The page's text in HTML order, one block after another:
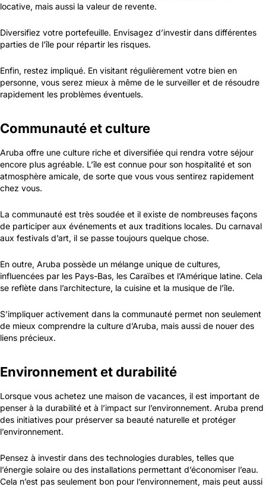
locative, mais aussi la valeur de revente.
Diversifiez votre portefeuille. Envisagez d’investir dans différentes
parties de l’île pour répartir les risques.
Enfin, restez impliqué. En visitant régulièrement votre bien en
personne, vous serez mieux à même de le surveiller et de résoudre
rapidement les problèmes éventuels.
Communauté et culture
Aruba offre une culture riche et diversifiée qui rendra votre séjour
encore plus agréable. L’île est connue pour son hospitalité et son
atmosphère amicale, de sorte que vous vous sentirez rapidement
chez vous.
La communauté est très soudée et il existe de nombreuses façons
de participer aux événements et aux traditions locales. Du carnaval
aux festivals d’art, il se passe toujours quelque chose.
En outre, Aruba possède un mélange unique de cultures,
influencées par les Pays-Bas, les Caraïbes et l’Amérique latine. Cela
se reflète dans l’architecture, la cuisine et la musique de l’île.
S’impliquer activement dans la communauté permet non seulement
de mieux comprendre la culture d’Aruba, mais aussi de nouer des
liens précieux.
Environnement et durabilité
Lorsque vous achetez une maison de vacances, il est important de
penser à la durabilité et à l’impact sur l’environnement. Aruba prend
des initiatives pour préserver sa beauté naturelle et protéger
l’environnement.
Pensez à investir dans des technologies durables, telles que
l’énergie solaire ou des installations permettant d’économiser l’eau.
Cela n’est pas seulement bon pour l’environnement, mais peut aussi